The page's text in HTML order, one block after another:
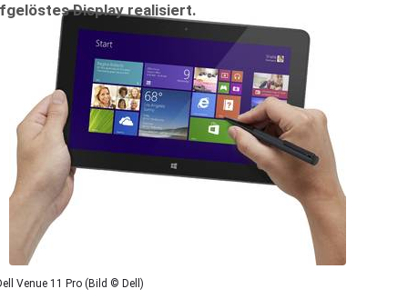
Display realisiert.
Venue 11 Pro (Bild © Dell)